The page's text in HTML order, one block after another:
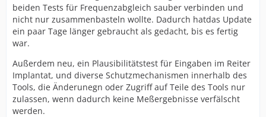
beiden Tests für Frequenzabgleich sauber verbinden und
nicht nur zusammenbasteln wollte. Dadurch hatdas Update
ein paar Tage länger gebraucht als gedacht, bis es fertig
war.
Außerdem neu, ein Plausibilitätstest für Eingaben im Reiter
Implantat, und diverse Schutzmechanismen innerhalb des
Tools, die Änderunegn oder Zugriff auf Teile des Tools nur
zulassen, wenn dadurch keine Meßergebnisse verfälscht
werden.